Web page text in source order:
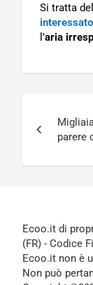
Si tratta
l’aria
articoli
parere
Ecoo.it di
(FR) - Codice
Ecoo.it non è
Non può